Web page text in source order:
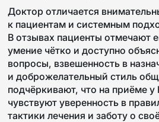
Доктор отличается
к пациентам и системным
В отзывах пациенты отмечают
умение чётко и доступно
вопросы, взвешенность в
и доброжелательный стиль
подчёркивают, что на приёме
чувствуют уверенность в
тактики лечения и заботу о